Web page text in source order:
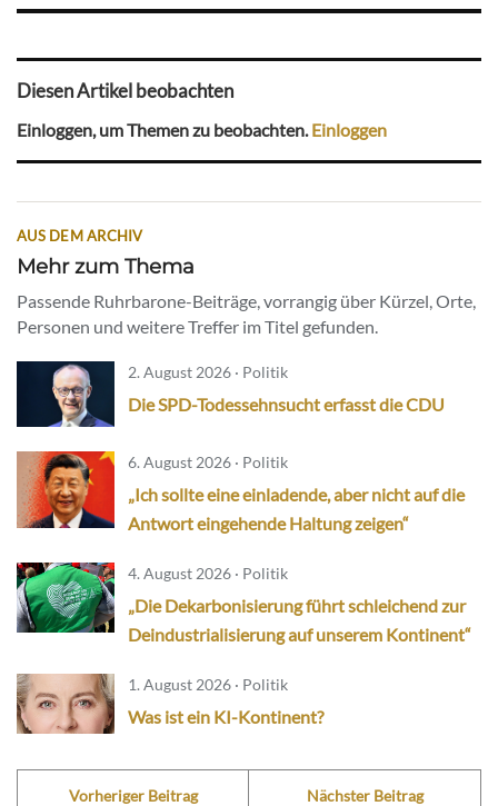
Diesen Artikel beobachten
Einloggen, um Themen zu beobachten.Einloggen
AUS DEM ARCHIV
Mehr zum Thema
Passende Ruhrbarone-Beiträge, vorrangig über Kürzel, Orte,
Personen und weitere Treffer im Titel gefunden.
2. August 2026 · Politik
Die SPD-Todessehnsucht erfasst die CDU
6. August 2026 · Politik
„Ich sollte eine einladende, aber nicht auf die
Antwort eingehende Haltung zeigen“
4. August 2026 · Politik
„Die Dekarbonisierung führt schleichend zur
Deindustrialisierung auf unserem Kontinent“
1. August 2026 · Politik
Was ist ein KI-Kontinent?
Vorheriger Beitrag Nächster Beitrag